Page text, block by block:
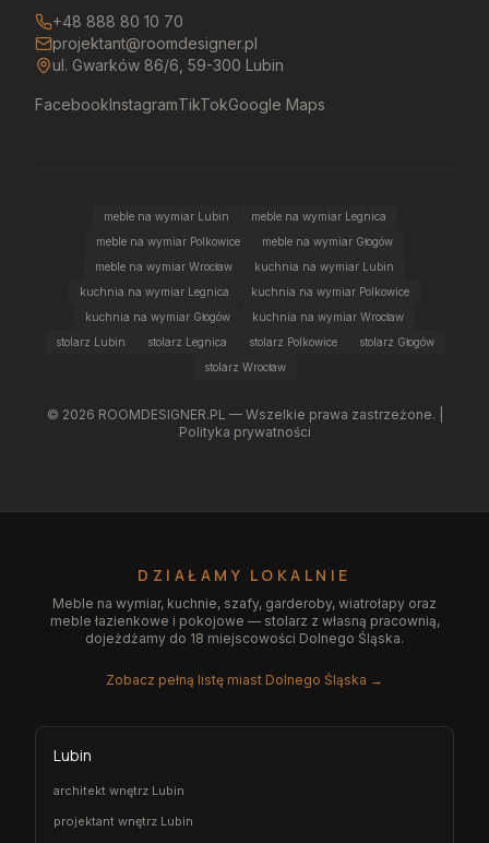
+48 888 80 10 70
projektant@roomdesigner.pl
ul. Gwarków 86/6, 59-300 Lubin
FacebookInstagramTikTokGoogle Maps
meble na wymiar Lubin
meble na wymiar Legnica
meble na wymiar Polkowice
meble na wymiar Głogów
meble na wymiar Wrocław
kuchnia na wymiar Lubin
kuchnia na wymiar Legnica
kuchnia na wymiar Polkowice
kuchnia na wymiar Głogów
kuchnia na wymiar Wrocław
stolarz Lubin
stolarz Legnica stolarz Polkowice
stolarz Głogów
stolarz Wrocław
© 2026 ROOMDESIGNER.PL — Wszelkie prawa zastrzeżone. |
Polityka prywatności
DZIAŁAMY LOKALNIE
Meble na wymiar, kuchnie, szafy, garderoby, wiatrołapy oraz
meble łazienkowe i pokojowe — stolarz z własną pracownią,
dojeżdżamy do 18 miejscowości Dolnego Śląska.
Zobacz pełną listę miast Dolnego Śląska →
Lubin
architekt wnętrz Lubin
projektant wnętrz Lubin